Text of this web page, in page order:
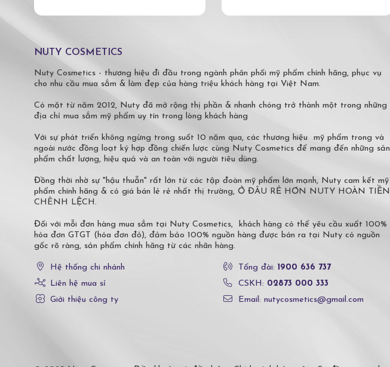
NUTY COSMETICS
Nuty Cosmetics - thương hiệu đi đầu trong ngành phân phối mỹ phẩm chính hãng, phục vụ
cho nhu cầu mua sắm & làm đẹp của hàng triệu khách hàng tại Việt Nam.
Có mặt từ năm 2012, Nuty đã mở rộng thị phần & nhanh chóng trở thành một trong những
địa chỉ mua sắm mỹ phẩm uy tín trong lòng khách hàng
Với sự phát triển không ngừng trong suốt 10 năm qua, các thương hiệu mỹ phẩm trong và
ngoài nước đồng loạt ký hợp đồng chiến lược cùng Nuty Cosmetics để mang đến những sản
phẩm chất lượng, hiệu quả và an toàn với người tiêu dùng.
Đồng thời nhờ sự "hậu thuẫn" rất lớn từ các tập đoàn mỹ phẩm lớn mạnh, Nuty cam kết mỹ
phẩm chính hãng & có giá bán lẻ rẻ nhất thị trường, Ở ĐÂU RẺ HƠN NUTY HOÀN TIỀN
CHÊNH LỆCH.
Đối với mỗi đơn hàng mua sắm tại Nuty Cosmetics, khách hàng có thể yêu cầu xuất 100%
hóa đơn GTGT (hóa đơn đỏ), đảm bảo 100% nguồn hàng được bán ra tại Nuty có nguồn
gốc rõ ràng, sản phẩm chính hãng từ các nhãn hàng.
Hệ thống chi nhánh
Liên hệ mua sỉ
Giới thiệu công ty
Tổng đài: 1900 636 737
CSKH: 02873 000 333
Email: nutycosmetics@gmail.com